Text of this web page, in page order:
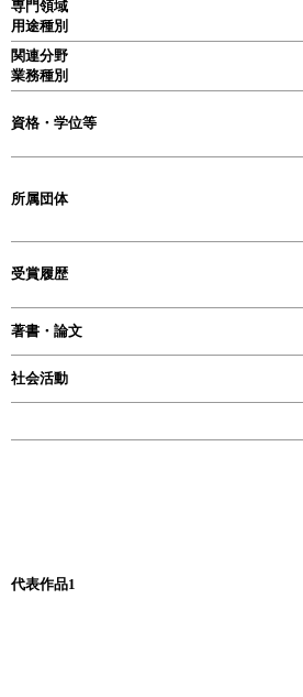
専門領域
用途種別
関連分野
業務種別
資格・学位等
所属団体
受賞履歴
著書・論文
社会活動
代表作品1